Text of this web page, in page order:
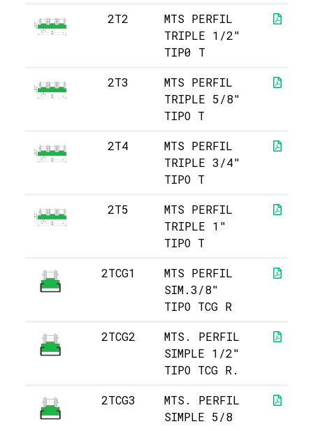
2T2
MTS PERFIL
TRIPLE 1/2"
TIP0 T
2T3
MTS PERFIL
TRIPLE 5/8"
TIPO T
2T4
MTS PERFIL
TRIPLE 3/4"
TIPO T
2T5
MTS PERFIL
TRIPLE 1"
TIPO T
2TCG1
MTS PERFIL
SIM.3/8"
TIPO TCG R
2TCG2
MTS. PERFIL
SIMPLE 1/2"
TIPO TCG R.
2TCG3
MTS. PERFIL
SIMPLE 5/8